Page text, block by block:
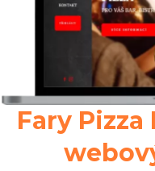
Fary Pizza